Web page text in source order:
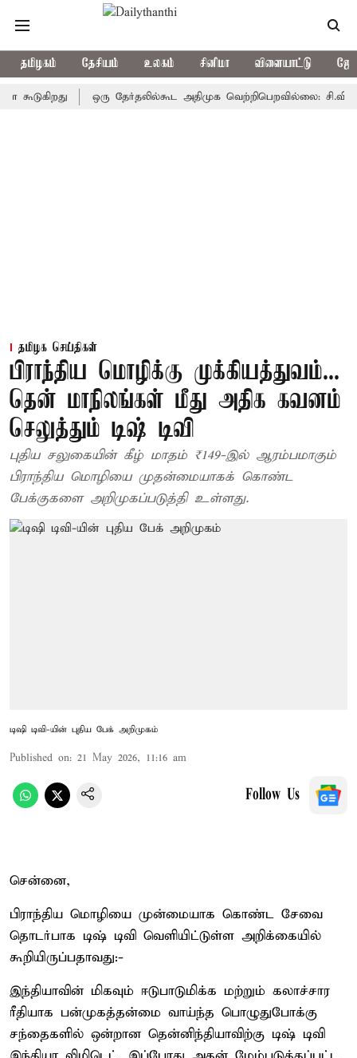
தமிழகம் தேசியம் உலகம் சினிமா விளையாட்டு
ஒரு தேர்தலில்கூட அதிமுக வெற்றிபெறவில்லை: சி.வி.சண்முகம்
தமிழக செய்திகள்
பிராந்திய மொழிக்கு முக்கியத்துவம்...
தென் மாநிலங்கள் மீது அதிக கவனம்
செலுத்தும் டிஷ் டிவி
புதிய சலுகையின் கீழ் மாதம் ₹149-இல் ஆரம்பமாகும்
பிராந்திய மொழியை முதன்மையாகக் கொண்ட
பேக்குகளை அறிமுகப்படுத்தி உள்ளது.
டிஷி டிவி-யின் புதிய பேக் அறிமுகம்
Published on: 21 May 2026, 11:16 am
Follow Us
சென்னை,
பிராந்திய மொழியை முன்மையாக கொண்ட சேவை
தொடர்பாக டிஷ் டிவி வெளியிட்டுள்ள அறிக்கையில்
கூறியிருப்பதாவது:-
இந்தியாவின் மிகவும் ஈடுபாடுமிக்க மற்றும் கலாச்சார
ரீதியாக பன்முகத்தன்மை வாய்ந்த பொழுதுபோக்கு
சந்தைகளில் ஒன்றான தென்னிந்தியாவிற்கு டிஷ் டிவி